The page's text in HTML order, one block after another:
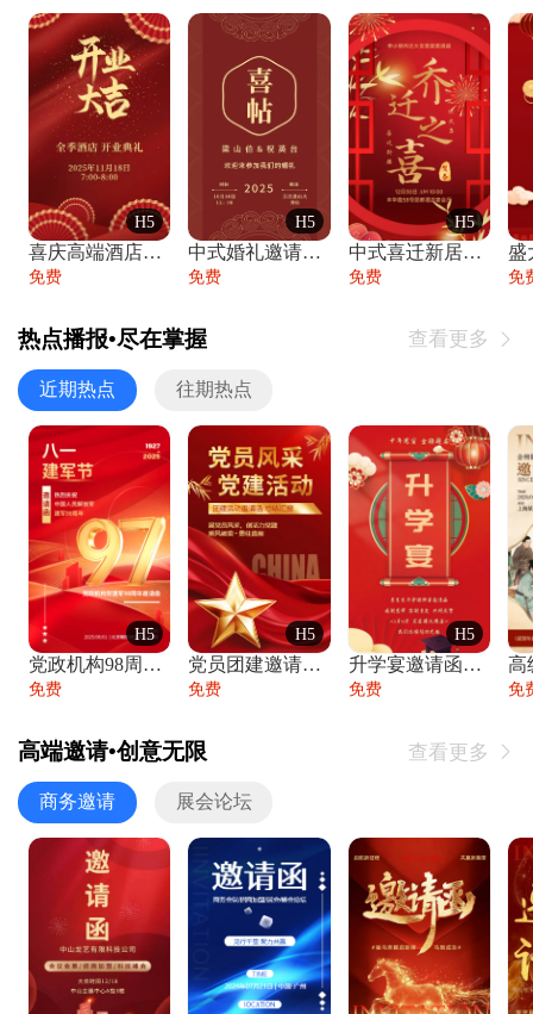
H5
喜庆高端酒店开业大吉邀请函
免费
H5
中式婚礼邀请函中国风传统复古婚礼请柬请帖
免费
H5
中式喜迁新居乔迁之喜邀请函宴会请帖
免费 免
热点播报•尽在掌握 查看更多 
近期热点 往期热点
H5
党政机构98周年八一建军节庆祝晚会活动邀
免费
H5
党员团建邀请函党建活动风采党会工作汇报总
免费
H5
升学宴邀请函喜报金榜题名高端谢师宴邀请函
免费 免
高端邀请•创意无限 查看更多 
商务邀请 展会论坛